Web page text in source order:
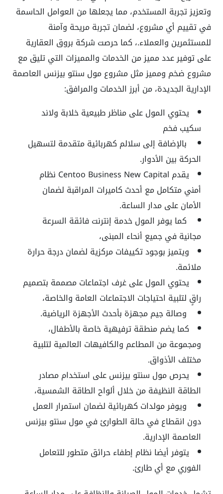
وتعزيز تجربة المستخدم، مما يجعلها من العوامل الحاسمة
في تقييم أي مشروع، لضمان تجربة مريحة وآمنة
للمستثمرين والعملاء.، كما حرصت شركة بروق العقارية
على توفير عدد مميز من الخدمات والمميزات التي تليق مع
مشروع ضخم ومميز مثل مشروع مول سنتو بيزنس العاصمة
الإدارية الجديدة، من أبرز الخدمات والمرافق:
يحتوي المول على مناظر طبيعية خلابة ولاند
سكيب فخم
بالإضافة إلى سلالم كهربائية متقدمة لتسهيل
الحركة بين الأدوار.
يقدم Centoo Business New Capital نظام
أمني متكامل مع أحدث كاميرات المراقبة لضمان
الأمان على مدار الساعة.
كما يوفر المول خدمة إنترنت فائقة السرعة
مجانية في جميع أنحاء المبنى،
ويتميز بوجود تكييفات مركزية لضمان درجة حرارة
ملائمة.
يحتوي المول على غرف اجتماعات مصممة بتصميم
راقٍ لتلبية احتياجات الاجتماعات العامة والخاصة،
وصالة جيم مجهزة بأحدث الأجهزة الرياضية.
كما يضم منطقة ترفيهية خاصة بالأطفال،
ومجموعة من المطاعم والكافيهات العالمية لتلبية
مختلف الأذواق.
يحرص مول سنتو بيزنس على استخدام مصادر
الطاقة النظيفة من خلال ألواح الطاقة الشمسية،
ويوفر مولدات كهربائية لضمان استمرار العمل
دون انقطاع في حالة الطوارئ في مول سنتو بيزنس
العاصمة الإدارية.
يتوفر أيضا نظام إطفاء حرائق متطور للتعامل
الفوري مع أي طارئ.